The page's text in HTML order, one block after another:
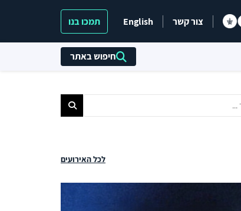
צור קשר English תמכו בנו
חיפוש באתר
לכל האירועים